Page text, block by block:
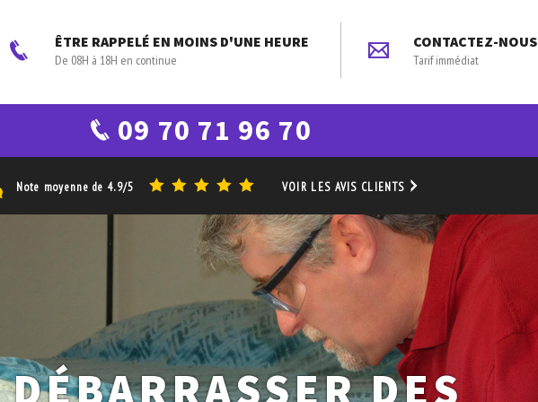
ÊTRE RAPPELÉ EN MOINS D'UNE HEURE
De 08H à 18H en continue
CONTACTEZ-NOUS
Tarif immédiat
09 70 71 96 70
Note moyenne de4.9/5 VOIR LES AVIS CLIENTS
DÉBARRASSER DES